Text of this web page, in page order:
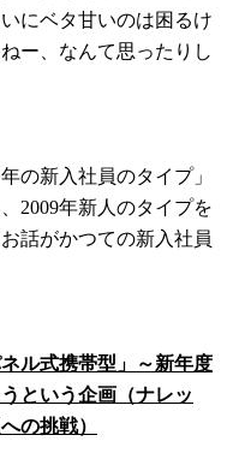
にベタ甘いのは困るけ
ー、なんて思ったりし
の新入社員のタイプ」
2009年新人のタイプを
話がかつての新入社員
ル式携帯型」～新年度
という企画（ナレッ
の挑戦）